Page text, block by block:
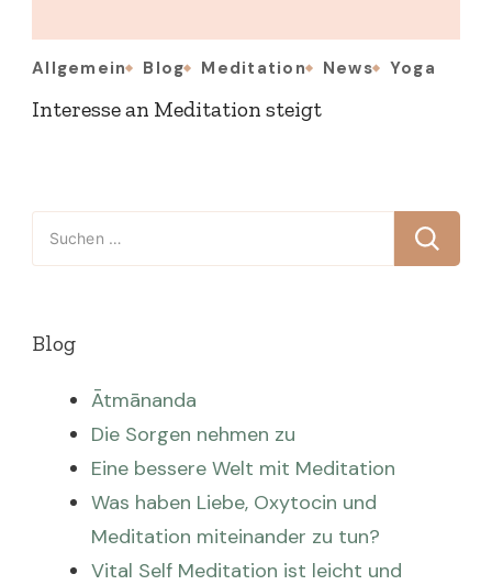
Allgemein Blog Meditation News Yoga
Interesse an Meditation steigt
Suchen
nach:
Blog
Ātmānanda
Die Sorgen nehmen zu
Eine bessere Welt mit Meditation
Was haben Liebe, Oxytocin und
Meditation miteinander zu tun?
Vital Self Meditation ist leicht und